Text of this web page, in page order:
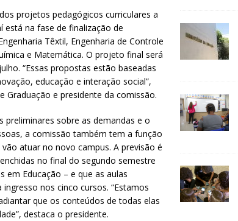
projetos pedagógicos curriculares a
está na fase de finalização de
Têxtil, Engenharia de Controle
e Matemática. O projeto final será
“Essas propostas estão baseadas
educação e interação social”,
Graduação e presidente da comissão.
sobre as demandas e o
a comissão também tem a função
atuar no novo campus. A previsão é
no final do segundo semestre
em Educação – e que as aulas
nos cinco cursos. “Estamos
que os conteúdos de todas elas
destaca o presidente.